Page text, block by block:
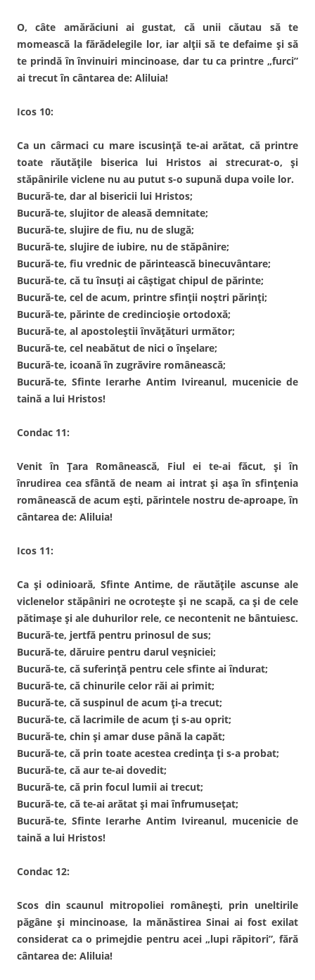
O, câte amărăciuni ai gustat, că unii căutau să te
momească la fărădelegile lor, iar alții să te defaime și să
te prindă în învinuiri mincinoase, dar tu ca printre „furci”
ai trecut în cântarea de: Aliluia!
Icos 10:
Ca un cârmaci cu mare iscusință te-ai arătat, că printre
toate răutățile biserica lui Hristos ai strecurat-o, și
stăpânirile viclene nu au putut s-o supună dupa voile lor.
Bucură-te, dar al bisericii lui Hristos;
Bucură-te, slujitor de aleasă demnitate;
Bucură-te, slujire de fiu, nu de slugă;
Bucură-te, slujire de iubire, nu de stăpânire;
Bucură-te, fiu vrednic de părintească binecuvântare;
Bucură-te, că tu însuți ai câștigat chipul de părinte;
Bucură-te, cel de acum, printre sfinții noștri părinți;
Bucură-te, părinte de credincioșie ortodoxă;
Bucură-te, al apostoleștii învățături următor;
Bucură-te, cel neabătut de nici o înșelare;
Bucură-te, icoană în zugrăvire românească;
Bucură-te, Sfinte Ierarhe Antim Ivireanul, mucenicie de
taină a lui Hristos!
Condac 11:
Venit în Țara Românească, Fiul ei te-ai făcut, și în
înrudirea cea sfântă de neam ai intrat și așa în sfințenia
românească de acum ești, părintele nostru de-aproape, în
cântarea de: Aliluia!
Icos 11:
Ca și odinioară, Sfinte Antime, de răutățile ascunse ale
viclenelor stăpâniri ne ocrotește și ne scapă, ca și de cele
pătimașe și ale duhurilor rele, ce necontenit ne bântuiesc.
Bucură-te, jertfă pentru prinosul de sus;
Bucură-te, dăruire pentru darul veșniciei;
Bucură-te, că suferință pentru cele sfinte ai îndurat;
Bucură-te, că chinurile celor răi ai primit;
Bucură-te, că suspinul de acum ți-a trecut;
Bucură-te, că lacrimile de acum ți s-au oprit;
Bucură-te, chin și amar duse până la capăt;
Bucură-te, că prin toate acestea credința ți s-a probat;
Bucură-te, că aur te-ai dovedit;
Bucură-te, că prin focul lumii ai trecut;
Bucură-te, că te-ai arătat și mai înfrumusețat;
Bucură-te, Sfinte Ierarhe Antim Ivireanul, mucenicie de
taină a lui Hristos!
Condac 12:
Scos din scaunul mitropoliei românești, prin uneltirile
păgâne și mincinoase, la mănăstirea Sinai ai fost exilat
considerat ca o primejdie pentru acei „lupi răpitori”, fără
cântarea de: Aliluia!